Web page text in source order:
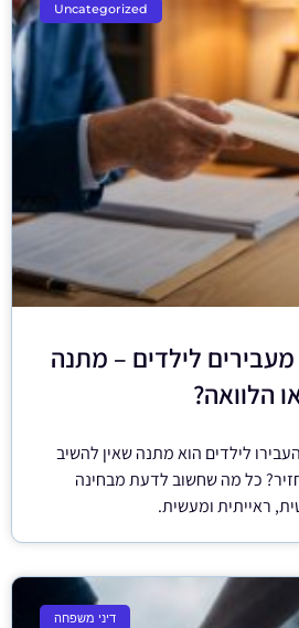
Uncategorized
לילדים – מתנה
הלוואה?
לילדים הוא מתנה שאין להשיב
כל מה שחשוב לדעת מבחינה
ראייתית ומעשית.
דיני משפחה